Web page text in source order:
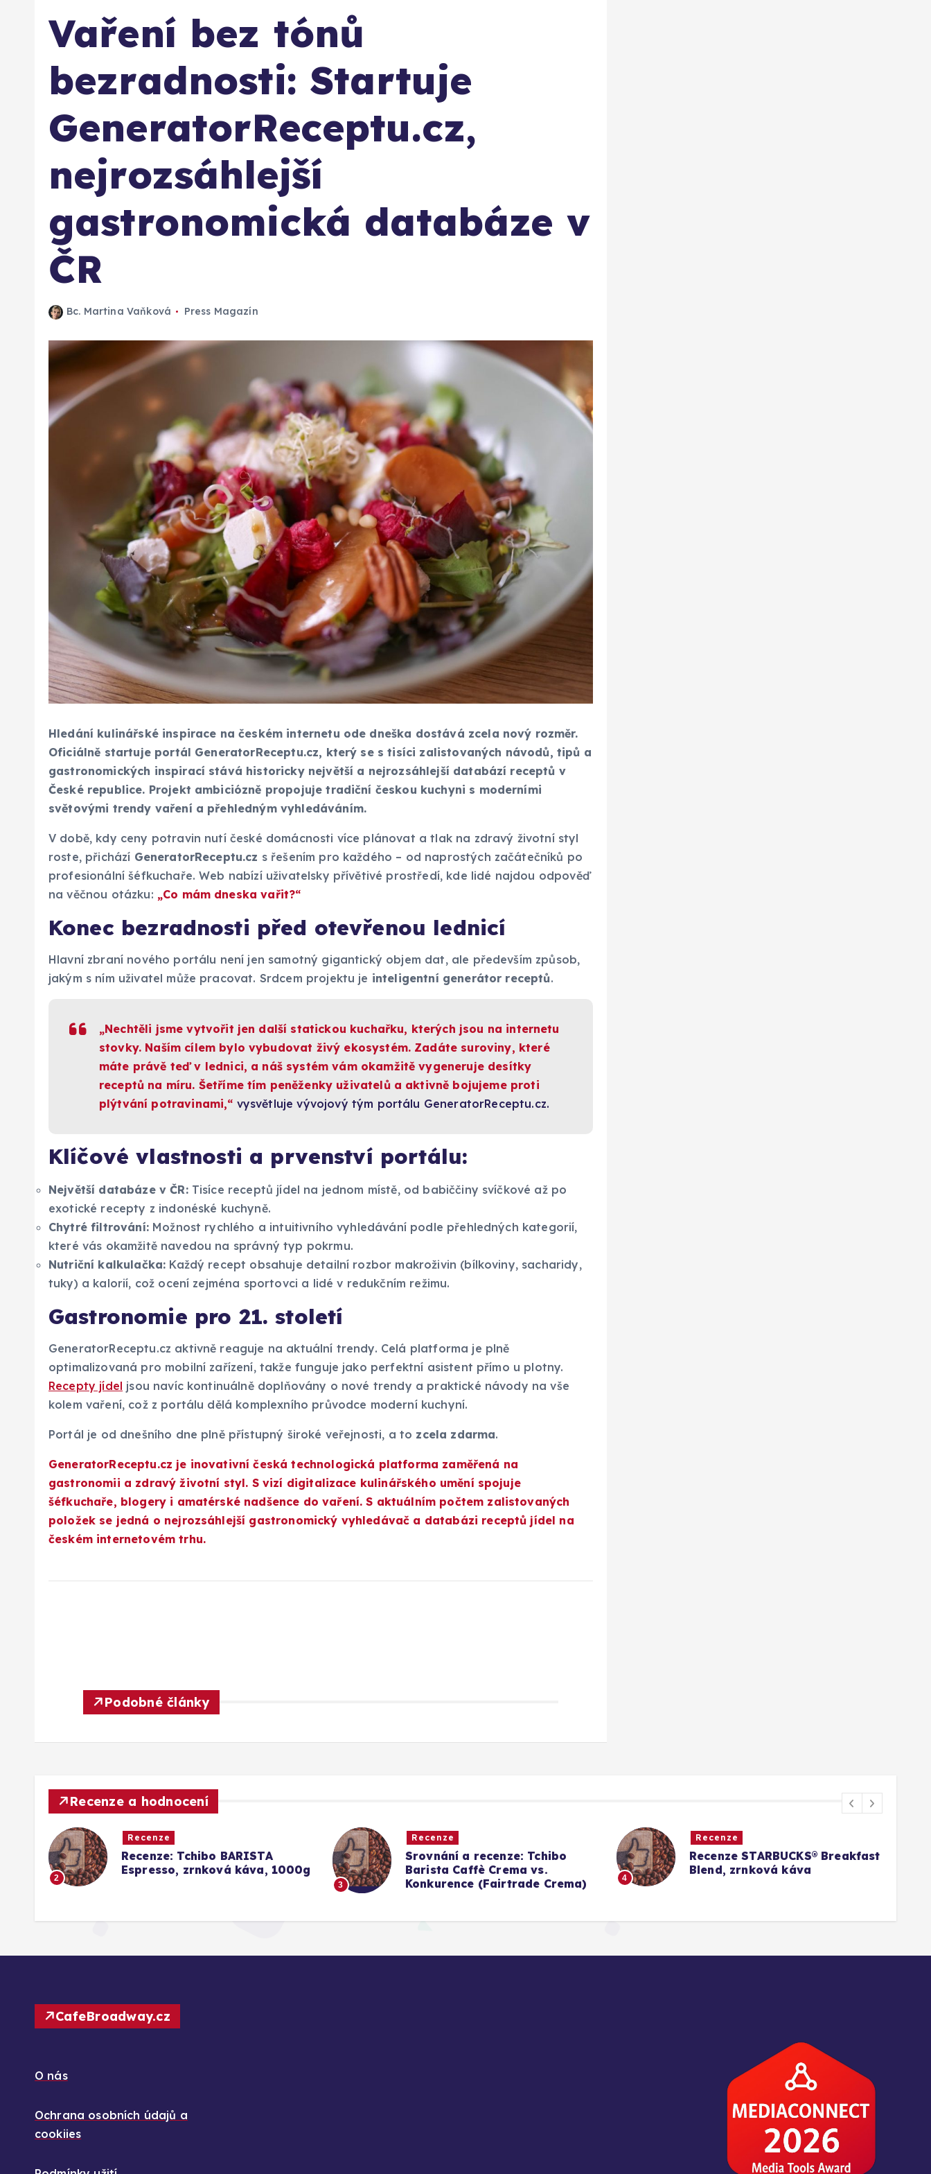
Vaření bez tónů
bezradnosti: Startuje
GeneratorReceptu.cz,
nejrozsáhlejší
gastronomická databáze v
ČR
Bc. Martina Vaňková Press Magazín
Hledání kulinářské inspirace na českém internetu ode dneška dostává zcela nový rozměr.
Oficiálně startuje portál GeneratorReceptu.cz, který se s tisíci zalistovaných návodů, tipů a
gastronomických inspirací stává historicky největší a nejrozsáhlejší databází receptů v
České republice. Projekt ambiciózně propojuje tradiční českou kuchyni s moderními
světovými trendy vaření a přehledným vyhledáváním.
V době, kdy ceny potravin nutí české domácnosti více plánovat a tlak na zdravý životní styl
roste, přichází GeneratorReceptu.cz s řešením pro každého – od naprostých začátečníků po
profesionální šéfkuchaře. Web nabízí uživatelsky přívětivé prostředí, kde lidé najdou odpověď
na věčnou otázku: „Co mám dneska vařit?“
Konec bezradnosti před otevřenou lednicí
Hlavní zbraní nového portálu není jen samotný gigantický objem dat, ale především způsob,
jakým s ním uživatel může pracovat. Srdcem projektu je inteligentní generátor receptů.
„Nechtěli jsme vytvořit jen další statickou kuchařku, kterých jsou na internetu
stovky. Naším cílem bylo vybudovat živý ekosystém. Zadáte suroviny, které
máte právě teď v lednici, a náš systém vám okamžitě vygeneruje desítky
receptů na míru. Šetříme tím peněženky uživatelů a aktivně bojujeme proti
plýtvání potravinami,“ vysvětluje vývojový tým portálu GeneratorReceptu.cz.
Klíčové vlastnosti a prvenství portálu:
Největší databáze v ČR:Tisíce receptů jídel na jednom místě, od babiččiny svíčkové až po
exotické recepty z indonéské kuchyně.
Chytré filtrování:Možnost rychlého a intuitivního vyhledávání podle přehledných kategorií,
které vás okamžitě navedou na správný typ pokrmu.
Nutriční kalkulačka: Každý recept obsahuje detailní rozbor makroživin (bílkoviny, sacharidy,
tuky) a kalorií, což ocení zejména sportovci a lidé v redukčním režimu.
Gastronomie pro 21. století
GeneratorReceptu.cz aktivně reaguje na aktuální trendy. Celá platforma je plně
optimalizovaná pro mobilní zařízení, takže funguje jako perfektní asistent přímo u plotny.
Recepty jídel jsou navíc kontinuálně doplňovány o nové trendy a praktické návody na vše
kolem vaření, což z portálu dělá komplexního průvodce moderní kuchyní.
Portál je od dnešního dne plně přístupný široké veřejnosti, a to zcela zdarma.
GeneratorReceptu.cz je inovativní česká technologická platforma zaměřená na
gastronomii a zdravý životní styl. S vizí digitalizace kulinářského umění spojuje
šéfkuchaře, blogery i amatérské nadšence do vaření. S aktuálním počtem zalistovaných
položek se jedná o nejrozsáhlejší gastronomický vyhledávač a databázi receptů jídel na
českém internetovém trhu.
Podobné články
Recenze a hodnocení
2
Recenze
Recenze: Tchibo BARISTA
Espresso, zrnková káva, 1000g
3
Recenze
Srovnání a recenze: Tchibo
Barista Caffè Crema vs.
Konkurence (Fairtrade Crema)
4
Recenze
Recenze STARBUCKS® Breakfast
Blend, zrnková káva
CafeBroadway.cz
O nás
Ochrana osobních údajů a
cookiies